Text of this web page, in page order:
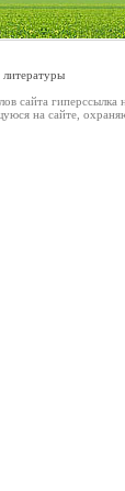
сайта гиперссылка
на сайте,